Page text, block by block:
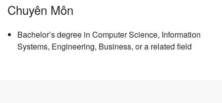
Chuyên Môn
Bachelor’s degree in Computer Science, Information
Systems, Engineering, Business, or a related field